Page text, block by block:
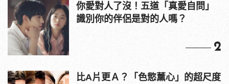
你愛對人了沒！五道「真愛自問」
識別你的伴侶是對的人嗎？
2
比A片更Ａ？「色慾薰心」的超尺度